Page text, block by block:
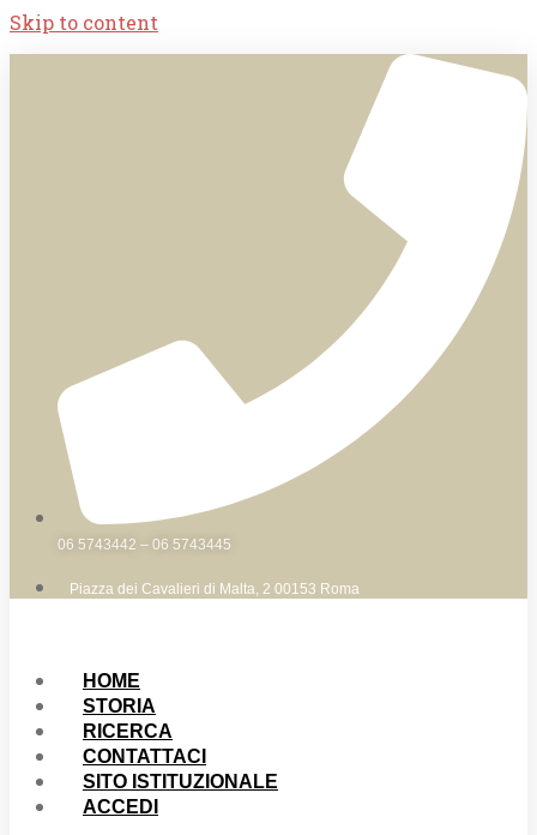
Skip to content
06 5743442 – 06 5743445
Piazza dei Cavalieri di Malta, 2 00153 Roma
HOME
STORIA
RICERCA
CONTATTACI
SITO ISTITUZIONALE
ACCEDI